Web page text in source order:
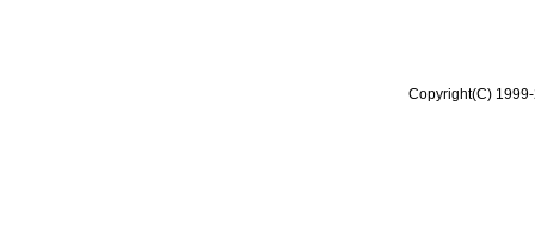
Copyright(C)